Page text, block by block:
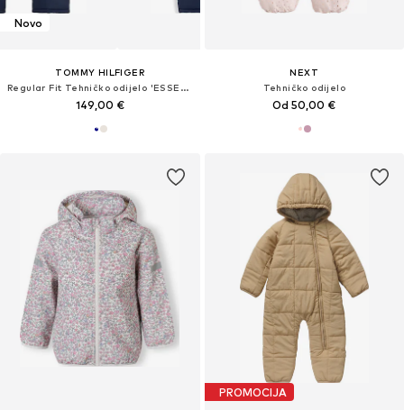
Novo
TOMMY HILFIGER
Regular Fit Tehničko odijelo 'ESSENTIAL'
149,00 €
NEXT
Tehničko odijelo
Od 50,00 €
PROMOCIJA